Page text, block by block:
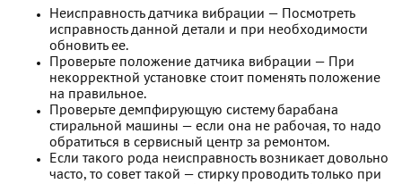
Неисправность датчика вибрации — Посмотреть
исправность данной детали и при необходимости
обновить ее.
Проверьте положение датчика вибрации — При
некорректной установке стоит поменять положение
на правильное.
Проверьте демпфирующую систему барабана
стиральной машины — если она не рабочая, то надо
обратиться в сервисный центр за ремонтом.
Если такого рода неисправность возникает довольно
часто, то совет такой — стирку проводить только при